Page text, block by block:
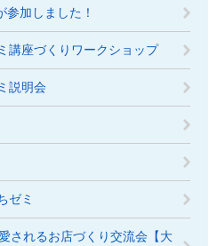
加しました！
講座づくりワークショップ
説明会
ゼミ
されるお店づくり交流会【大